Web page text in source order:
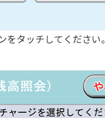
をタッチしてください。